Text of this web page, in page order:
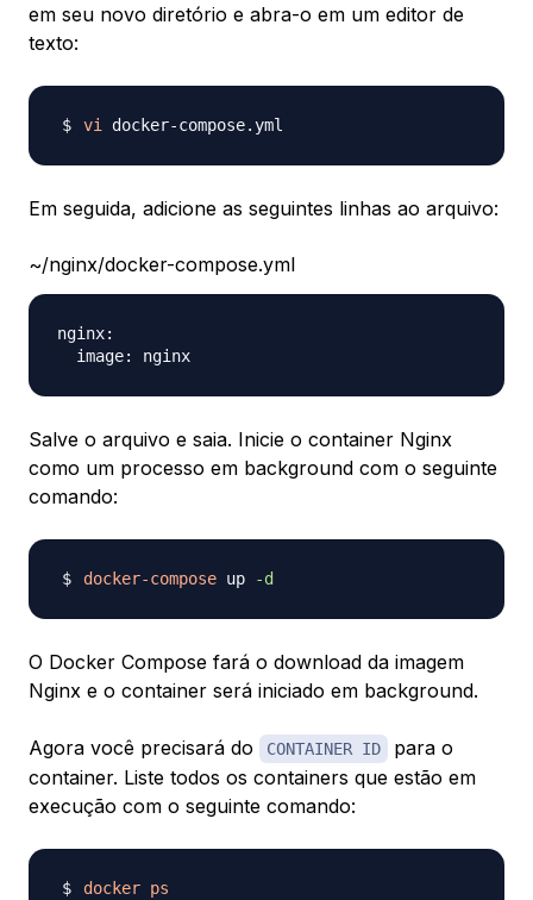
em seu novo diretório e abra-o em um editor de
texto:
vi
Em seguida, adicione as seguintes linhas ao arquivo:
~/nginx/docker-compose.yml
nginx:
Salve o arquivo e saia. Inicie o container Nginx
como um processo em background com o seguinte
comando:
docker-compose up -d
O Docker Compose fará o download da imagem
Nginx e o container será iniciado em background.
Agora você precisará do CONTAINER ID
para o
container. Liste todos os containers que estão em
execução com o seguinte comando:
docker ps